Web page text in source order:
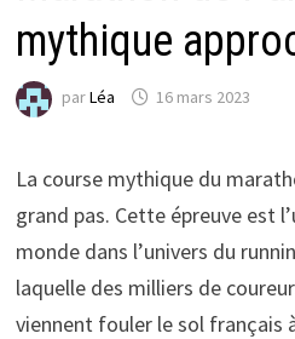
mythique
parLéa 16 mars 2023
La course mythique du
grand pas. Cette épreuve est
monde dans l’univers du
laquelle des milliers de
viennent fouler le sol français